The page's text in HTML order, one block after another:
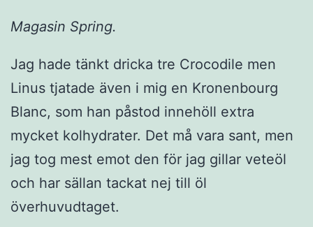
Magasin Spring.
Jag hade tänkt dricka tre Crocodile men
Linus tjatade även i mig en Kronenbourg
Blanc, som han påstod innehöll extra
mycket kolhydrater. Det må vara sant, men
jag tog mest emot den för jag gillar veteöl
och har sällan tackat nej till öl
överhuvudtaget.